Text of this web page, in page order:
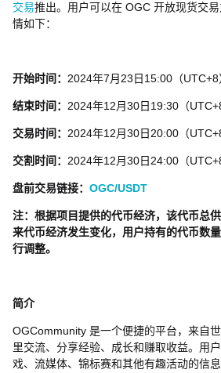
交易推出。用户可以在 OGC 开放现货交
情如下：
开始时间： 2024年7月23日15:00（UTC+8
结束时间： 2024年12月30日19:30（UTC+8
交易时间： 2024年12月30日20:00（UTC+8
交割时间： 2024年12月30日24:00（UTC+8
盘前交易链接： OGC/USDT
注：根据项目提供的代币经济，该代币总
来代币经济发生变化，用户持有的代币数
行调整。
简介
OGCommunity 是一个便捷的平台，来自
里交流、分享经验、成长和赚取收益。用
戏、流媒体、锦标赛和其他有趣活动的信